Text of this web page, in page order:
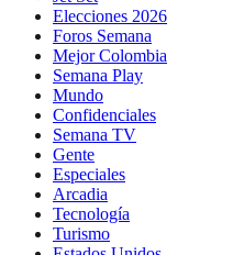
Elecciones 2026
Foros Semana
Mejor Colombia
Semana Play
Mundo
Confidenciales
Semana TV
Gente
Especiales
Arcadia
Tecnología
Turismo